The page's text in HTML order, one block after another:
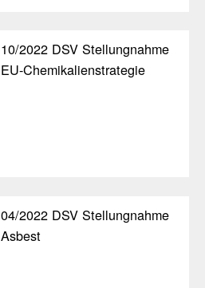
10/​2022 DSV Stel­lung­nahme
EU-Chemi­ka­li­en­stra­tegie
04/​2022 DSV Stel­lung­nahme
Asbest